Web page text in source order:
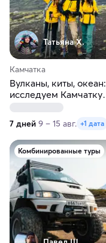
Татьяна Х.
Камчатка
Вулканы, киты, океан:
исследуем Камчатку
7 дней 9 – 15 авг. +1 дата
Комбинированные туры